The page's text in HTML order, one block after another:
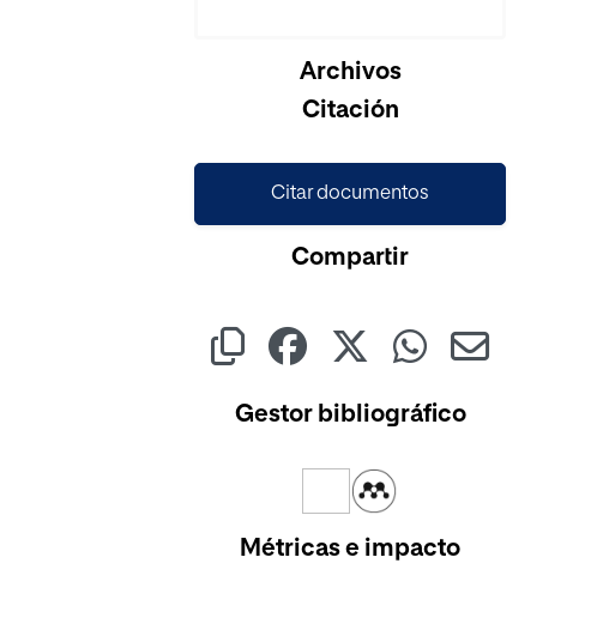
Archivos
Citación
Citar documentos
Compartir
Gestor bibliográfico
Métricas e impacto